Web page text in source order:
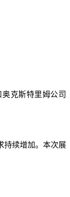
奥克斯特里姆公司
持续增加。本次展